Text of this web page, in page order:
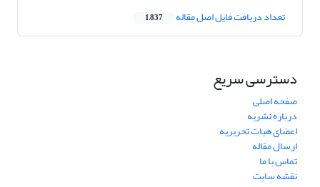
تعداد دریافت فایل اصل مقاله 1,837
دسترسی سریع
صفحه اصلی
درباره نشریه
اعضای هیات تحریریه
ارسال مقاله
تماس با ما
نقشه سایت